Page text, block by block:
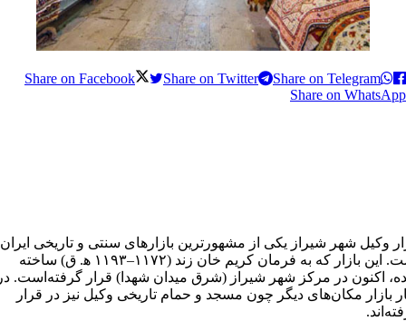
Share on Facebook Share on Twitter
Share on Telegram
Share on WhatsApp
وکیل شهر شیراز یکی از مشهورترین بازارهای سنتی و تاریخی ایران
است. این بازار که به فرمان کریم خان زند (۱۱۷۲–۱۱۹۳ ه‍. ق) ساخته
اکنون در مرکز شهر شیراز (شرق میدان شهدا) قرار گرفته‌است.
بازار مکان‌های دیگر چون مسجد و حمام تاریخی وکیل نیز در قرار